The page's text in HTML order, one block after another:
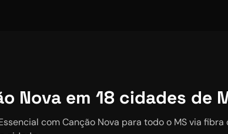
Nova em18 cidades de
comCanção Nova para todo o MS via